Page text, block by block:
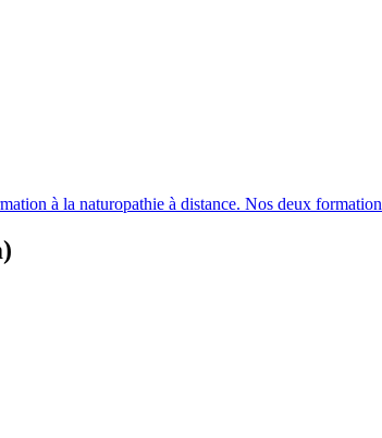
à la naturopathie à distance. Nos deux